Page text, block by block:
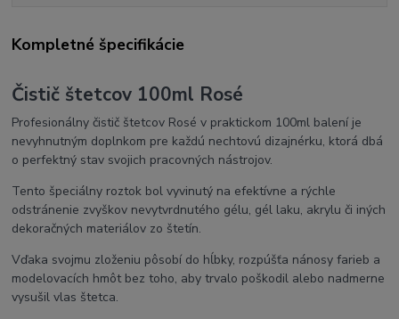
Kompletné špecifikácie
Čistič štetcov 100ml Rosé
Profesionálny čistič štetcov Rosé v praktickom 100ml balení je
nevyhnutným doplnkom pre každú nechtovú dizajnérku, ktorá dbá
o perfektný stav svojich pracovných nástrojov.
Tento špeciálny roztok bol vyvinutý na efektívne a rýchle
odstránenie zvyškov nevytvrdnutého gélu, gél laku, akrylu či iných
dekoračných materiálov zo štetín.
Vďaka svojmu zloženiu pôsobí do hĺbky, rozpúšťa nánosy farieb a
modelovacích hmôt bez toho, aby trvalo poškodil alebo nadmerne
vysušil vlas štetca.